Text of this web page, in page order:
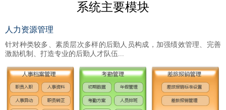
系统主要模块
人力资源管理
针对种类较多、素质层次多样的后勤人员构成，加强绩效管理、完善
激励机制、打造专业的后勤人才队伍...